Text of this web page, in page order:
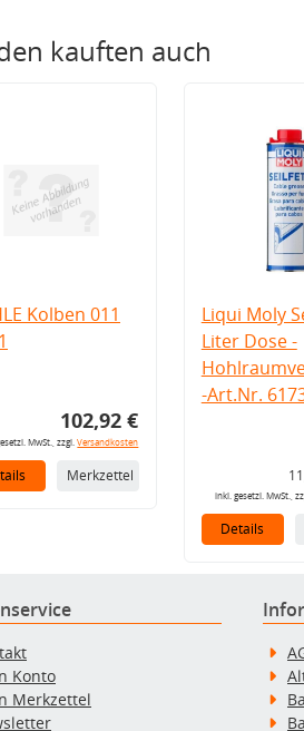
kauften auch
Kolben 011
102,92 €
MwSt., zzgl.Versandkosten
Merkzettel
Liqui Moly
Liter Dose -
-Art.Nr.
inkl. gesetzl. MwSt.,
Details
Konto
Merkzettel